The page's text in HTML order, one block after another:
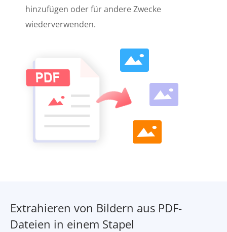
hinzufügen oder für andere Zwecke
wiederverwenden.
Extrahieren von Bildern aus PDF-
Dateien in einem Stapel